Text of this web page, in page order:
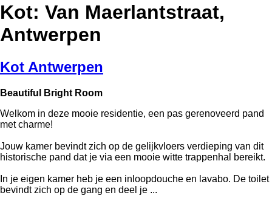
Kot: Van Maerlantstraat,
Antwerpen
Kot Antwerpen
Beautiful Bright Room
Welkom in deze mooie residentie, een pas gerenoveerd pand
met charme!
Jouw kamer bevindt zich op de gelijkvloers verdieping van dit
historische pand dat je via een mooie witte trappenhal bereikt.
In je eigen kamer heb je een inloopdouche en lavabo. De toilet
bevindt zich op de gang en deel je ...